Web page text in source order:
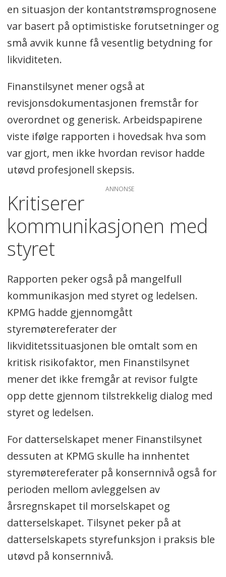
en situasjon der kontantstrømsprognosene
var basert på optimistiske forutsetninger og
små avvik kunne få vesentlig betydning for
likviditeten.
Finanstilsynet mener også at
revisjonsdokumentasjonen fremstår for
overordnet og generisk. Arbeidspapirene
viste ifølge rapporten i hovedsak hva som
var gjort, men ikke hvordan revisor hadde
utøvd profesjonell skepsis.
ANNONSE
Kritiserer
kommunikasjonen med
styret
Rapporten peker også på mangelfull
kommunikasjon med styret og ledelsen.
KPMG hadde gjennomgått
styremøtereferater der
likviditetssituasjonen ble omtalt som en
kritisk risikofaktor, men Finanstilsynet
mener det ikke fremgår at revisor fulgte
opp dette gjennom tilstrekkelig dialog med
styret og ledelsen.
For datterselskapet mener Finanstilsynet
dessuten at KPMG skulle ha innhentet
styremøtereferater på konsernnivå også for
perioden mellom avleggelsen av
årsregnskapet til morselskapet og
datterselskapet. Tilsynet peker på at
datterselskapets styrefunksjon i praksis ble
utøvd på konsernnivå.